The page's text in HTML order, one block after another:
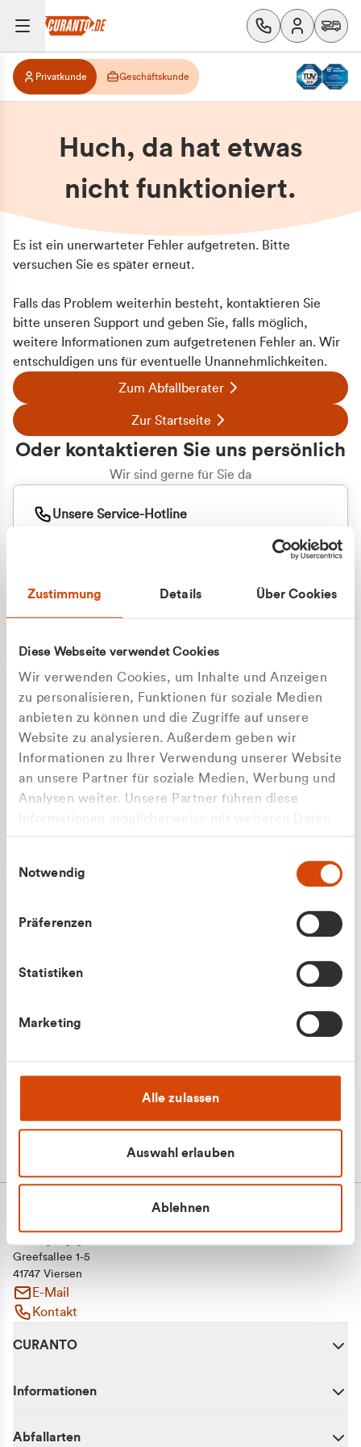
Zustimmung Details Über Cookies
Diese Webseite verwendet Cookies
Wir verwenden Cookies, um Inhalte und Anzeigen
zu personalisieren, Funktionen für soziale Medien
anbieten zu können und die Zugriffe auf unsere
Website zu analysieren. Außerdem geben wir
Informationen zu Ihrer Verwendung unserer Website
an unsere Partner für soziale Medien, Werbung und
Analysen weiter. Unsere Partner führen diese
gesammelt haben.
Notwendig
Präferenzen
Statistiken
Marketing
Alle zulassen
Auswahl erlauben
Ablehnen
Privatkunde Geschäftskunde
Huch, da hat etwas
nicht funktioniert.
Es ist ein unerwarteter Fehler aufgetreten. Bitte
versuchen Sie es später erneut.
Falls das Problem weiterhin besteht, kontaktieren Sie
bitte unseren Support und geben Sie, falls möglich,
weitere Informationen zum aufgetretenen Fehler an. Wir
entschuldigen uns für eventuelle Unannehmlichkeiten.
Zum Abfallberater
Zur Startseite
Oder kontaktieren Sie uns persönlich
Wir sind gerne für Sie da
Unsere Service-Hotline
+49 177 8376058
Apilash Balanesan
Greefsallee 1-5
41747 Viersen
E-Mail
Kontakt
CURANTO
Informationen
Abfallarten